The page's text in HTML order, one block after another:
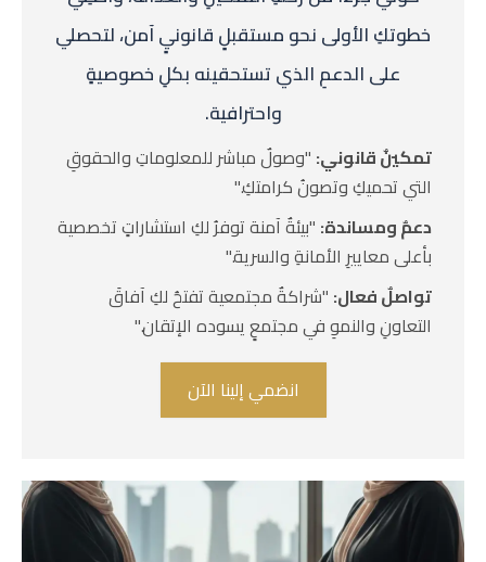
خطوتكِ الأولى نحو مستقبلٍ قانونيٍ آمن، لتحصلي
على الدعمِ الذي تستحقينه بكلِ خصوصيةٍ
واحترافية.
تمكينٌ قانوني: "وصولٌ مباشر للمعلوماتِ والحقوقِ
التي تحميكِ وتصونُ كرامتكِ."
دعمٌ ومساندة: "بيئةٌ آمنة توفرُ لكِ استشاراتٍ تخصصية
بأعلى معاييرِ الأمانةِ والسرية."
تواصلٌ فعال: "شراكةٌ مجتمعية تفتحُ لكِ آفاقَ
التعاونِ والنموِ في مجتمعٍ يسوده الإتقان."
انضمي إلينا الآن